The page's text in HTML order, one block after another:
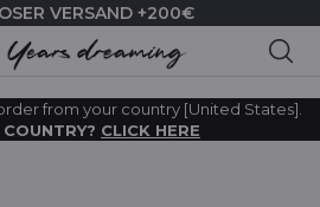
VERSAND +200€
from your country [United States].
CLICK HERE